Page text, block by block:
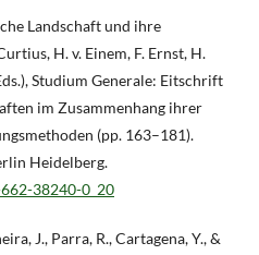
Landschaft und ihre
H. v. Einem, F. Ernst, H.
Studium Generale: Eitschrift
im Zusammenhang ihrer
(pp. 163–181).
Heidelberg.
38240-0_20
J., Parra, R., Cartagena, Y., &